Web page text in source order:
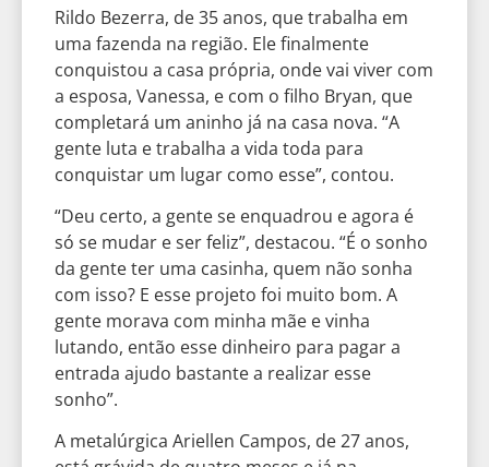
Rildo Bezerra, de 35 anos, que trabalha em
uma fazenda na região. Ele finalmente
conquistou a casa própria, onde vai viver com
a esposa, Vanessa, e com o filho Bryan, que
completará um aninho já na casa nova. “A
gente luta e trabalha a vida toda para
conquistar um lugar como esse”, contou.
“Deu certo, a gente se enquadrou e agora é
só se mudar e ser feliz”, destacou. “É o sonho
da gente ter uma casinha, quem não sonha
com isso? E esse projeto foi muito bom. A
gente morava com minha mãe e vinha
lutando, então esse dinheiro para pagar a
entrada ajudo bastante a realizar esse
sonho”.
A metalúrgica Ariellen Campos, de 27 anos,